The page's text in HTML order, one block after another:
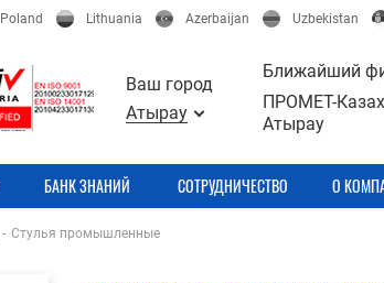
Poland Lithuania Azerbaijan Uzbekistan
Ваш город
Атырау
Ближайший
ПРОМЕТ-
Атырау
БАНК ЗНАНИЙ СОТРУДНИЧЕСТВО О
Стулья промышленные